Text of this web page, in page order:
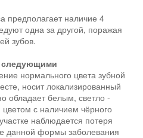
предполагает наличие 4
одна за другой, поражая
зубов.
нормального цвета зубной
носит локализированный
обладает белым, светло -
с наличием чёрного
наблюдается потеря
данной формы заболевания